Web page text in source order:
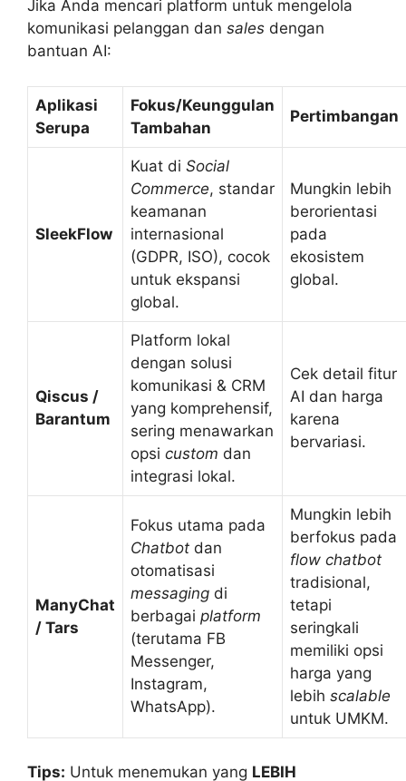
Jika Anda mencari platform untuk mengelola
komunikasi pelanggan dan sales dengan
bantuan AI:
Aplikasi
Serupa
Fokus/Keunggulan
Tambahan
Pertimbangan
SleekFlow
Kuat di Social
Commerce, standar
keamanan
internasional
(GDPR, ISO), cocok
untuk ekspansi
global.
Mungkin lebih
berorientasi
pada
ekosistem
global.
Qiscus /
Barantum
Platform lokal
dengan solusi
komunikasi & CRM
yang komprehensif,
sering menawarkan
opsi custom dan
integrasi lokal.
Cek detail fitur
AI dan harga
karena
bervariasi.
ManyChat
/ Tars
Fokus utama pada
Chatbot dan
otomatisasi
messaging di
berbagai platform
(terutama FB
Messenger,
Instagram,
WhatsApp).
Mungkin lebih
berfokus pada
flow chatbot
tradisional,
tetapi
seringkali
memiliki opsi
harga yang
lebih scalable
untuk UMKM.
Tips: Untuk menemukan yang LEBIH